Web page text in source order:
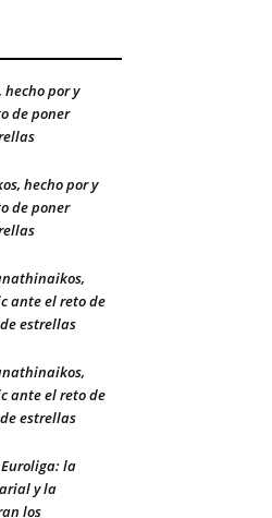
por y
de poner
hecho por y
de poner
ante el reto de
estrellas
ante el reto de
estrellas
la
y la
los